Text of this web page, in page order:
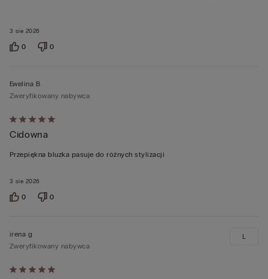
3 sie 2026
0 0
Ocena
5
z
3 sie 2026
Ewelina B
Zweryfikowany nabywca
Cidowna
Przepiękna bluzka pasuje do różnych stylizacji
0 0
Ocena
irena g
Zweryfikowany nabywca
L